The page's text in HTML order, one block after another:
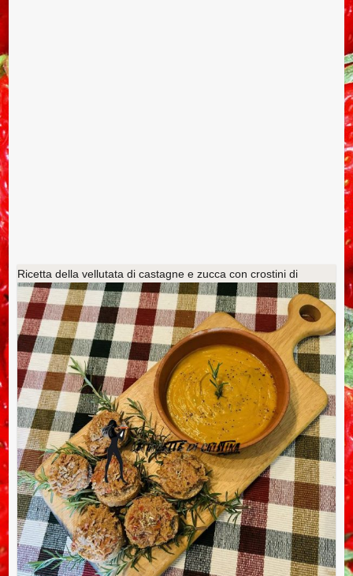
Ricetta della vellutata di castagne e zucca con crostini di
stracotto di maiale ai semi di finocchio